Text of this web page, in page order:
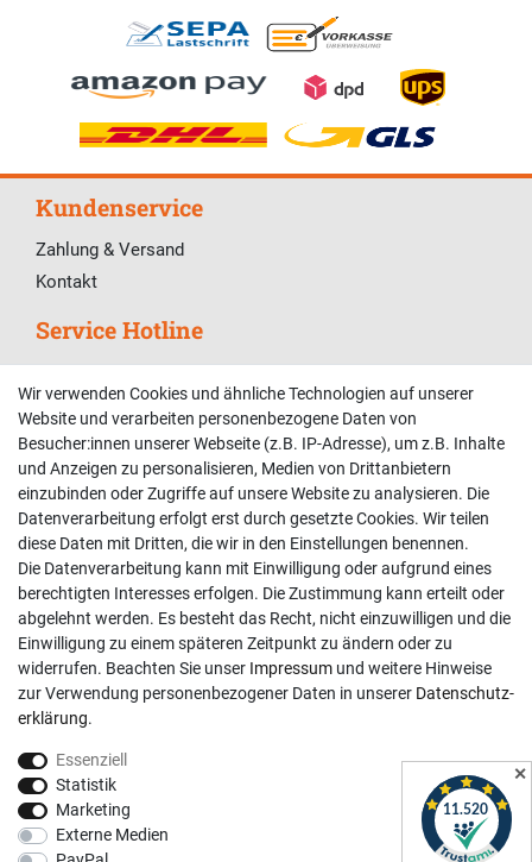
Kundenservice
Zahlung & Versand
Kontakt
Service Hotline
Telefonische Unterstützung und Beratung unter:
02381 9878909
Mo-Fr, 9:00 - 18:00 Uhr
Sa, 9:00 - 13:00 Uhr
Kundenkonto
Registrieren
Login
Hilfe
Informationen
Impressum
Datenschutzerklärung
AGB
✕
Wir verwenden Cookies und ähnliche Technologien auf unserer
Website und verarbeiten personenbezogene Daten von
Besucher:innen unserer Webseite (z.B. IP-Adresse), um z.B. Inhalte
und Anzeigen zu personalisieren, Medien von Drittanbietern
einzubinden oder Zugriffe auf unsere Website zu analysieren. Die
Datenverarbeitung erfolgt erst durch gesetzte Cookies. Wir teilen
diese Daten mit Dritten, die wir in den Einstellungen benennen.
Die Datenverarbeitung kann mit Einwilligung oder aufgrund eines
berechtigten Interesses erfolgen. Die Zustimmung kann erteilt oder
abgelehnt werden. Es besteht das Recht, nicht einzuwilligen und die
Einwilligung zu einem späteren Zeitpunkt zu ändern oder zu
widerrufen. Beachten Sie unser Impressum und weitere Hinweise
zur Verwendung personenbezogener Daten in unserer Daten­schutz­
erklärung.
Essenziell
Statistik
Marketing
Externe Medien